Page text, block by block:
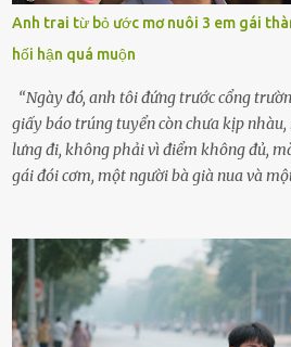
lòng cũng rộn ràng. Bà vốn ít có dịp đi
nên lần này cũng đành ở nhà. Thảo ôm
“Con sẽ nhặt thật nhiều vỏ sò cho mẹ
bánh rời khỏi bến...
Anh trai từ bỏ ước mơ nuôi 3 em gái
hối hận quá muộn
“Ngày đó, anh tôi đứng trước cổng
giấy báo trúng tuyển còn chưa kịp
lưng đi, không phải vì điểm không đủ,
gái đói cơm, một người bà già nua và
có tin tức. Mọi gánh nặng đổ dồn lên đôi
cụ Nguyễn Thị Đào – và cậu con trai cả
Trí là học sinh giỏi toàn huyện, học lớp
làm thuê, biết đi cày thuê từ 4h sáng rồi